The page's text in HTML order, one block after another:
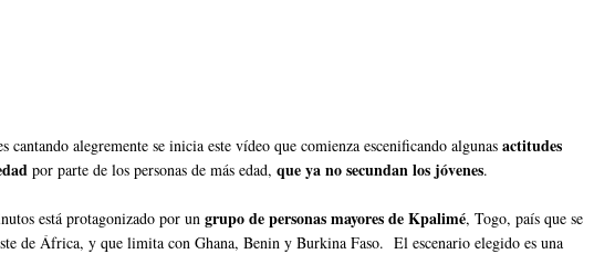
cantando alegremente se inicia este vídeo que comienza escenificando algunas actitudes
por parte de los personas de más edad, que ya no secundan los jóvenes.
está protagonizado por un grupo de personas mayores de Kpalimé, Togo, país que se
de África, y que limita con Ghana, Benin y Burkina Faso. El escenario elegido es una